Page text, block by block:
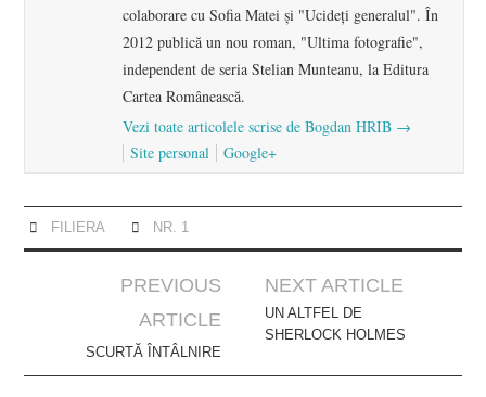
colaborare cu Sofia Matei şi "Ucideţi generalul". În
2012 publică un nou roman, "Ultima fotografie",
independent de seria Stelian Munteanu, la Editura
Cartea Românească.
Vezi toate articolele scrise de Bogdan HRIB →
Site personal
Google+
FILIERA NR. 1
navigation
PREVIOUS
ARTICLE
SCURTĂ ÎNTÂLNIRE
NEXT ARTICLE
UN ALTFEL DE
SHERLOCK HOLMES